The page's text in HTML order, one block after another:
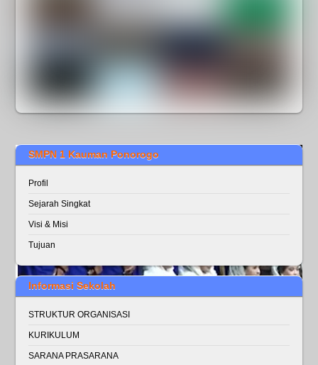
SMPN 1 Kauman Ponorogo
Profil
Sejarah Singkat
Visi & Misi
Tujuan
Informasi Sekolah
STRUKTUR ORGANISASI
KURIKULUM
SARANA PRASARANA